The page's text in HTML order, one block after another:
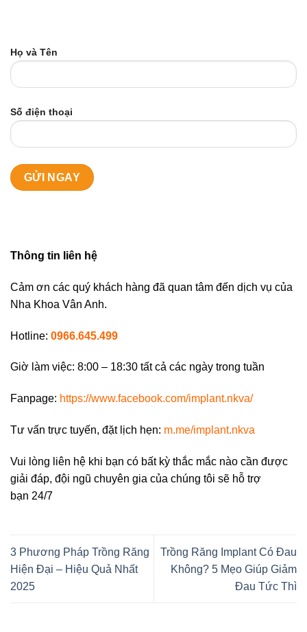
Họ và Tên
Số điện thoại
Thông tin liên hệ
Cảm ơn các quý khách hàng đã quan tâm đến dịch vụ của
Nha Khoa Vân Anh.
Hotline: 0966.645.499
Giờ làm việc: 8:00 – 18:30 tất cả các ngày trong tuần
Fanpage: https://www.facebook.com/implant.nkva/
Tư vấn trực tuyến, đặt lịch hẹn: m.me/implant.nkva
Vui lòng liên hệ khi bạn có bất kỳ thắc mắc nào cần được
giải đáp, đội ngũ chuyên gia của chúng tôi sẽ hỗ trợ
bạn 24/7
3 Phương Pháp Trồng Răng
Hiện Đại – Hiệu Quả Nhất
2025
Trồng Răng Implant Có Đau
Không? 5 Mẹo Giúp Giảm
Đau Tức Thì